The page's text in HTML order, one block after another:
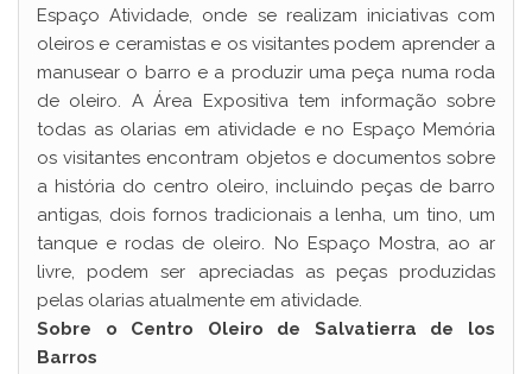
Espaço Atividade, onde se realizam iniciativas com
oleiros e ceramistas e os visitantes podem aprender a
manusear o barro e a produzir uma peça numa roda
de oleiro. A Área Expositiva tem informação sobre
todas as olarias em atividade e no Espaço Memória
os visitantes encontram objetos e documentos sobre
a história do centro oleiro, incluindo peças de barro
antigas, dois fornos tradicionais a lenha, um tino, um
tanque e rodas de oleiro. No Espaço Mostra, ao ar
livre, podem ser apreciadas as peças produzidas
pelas olarias atualmente em atividade.
Sobre o Centro Oleiro de Salvatierra de los
Barros